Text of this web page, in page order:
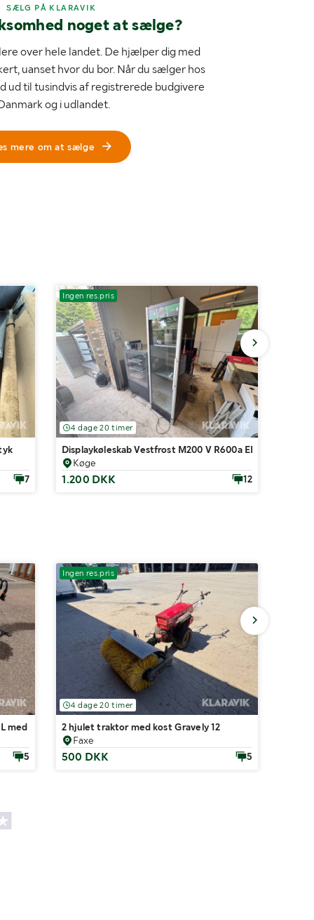
SÆLG PÅ KLARAVIK
noget at sælge?
over hele landet. De hjælper dig med
uanset hvor du bor. Når du sælger hos
ud til tusindvis af registrerede budgivere
og i udlandet.
mere om at sælge
7
Ingen res.pris
4 dage 20 timer
Displaykøleskab Vestfrost M200 V R600a EMS
Køge
1.200 DKK 12
med pumpe
5
Ingen res.pris
4 dage 20 timer
2 hjulet traktor med kost Gravely 12
Faxe
500 DKK 5